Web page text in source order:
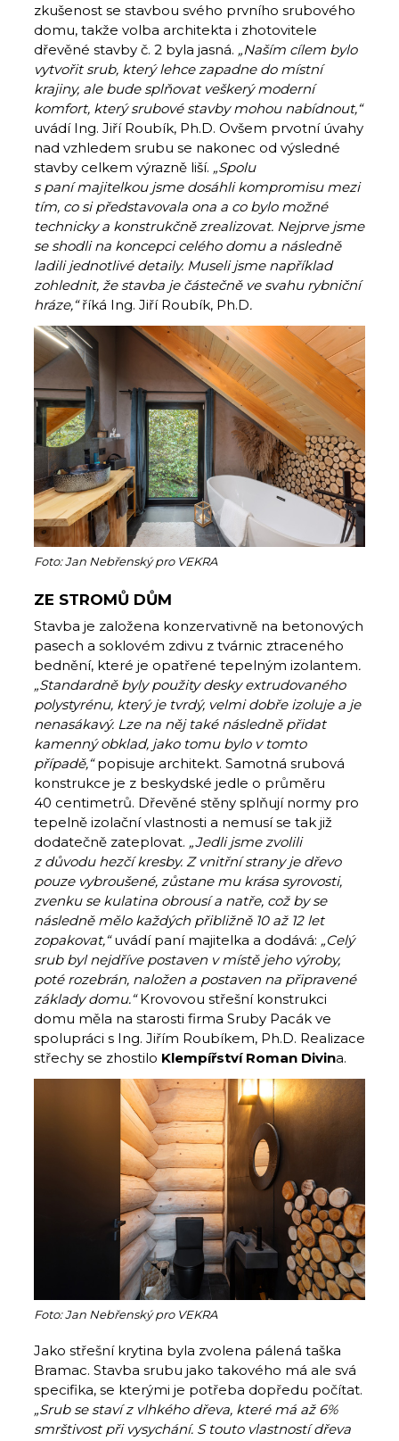
zkušenost se stavbou svého prvního srubového
domu, takže volba architekta i zhotovitele
dřevěné stavby č. 2 byla jasná. „Naším cílem bylo
vytvořit srub, který lehce zapadne do místní
krajiny, ale bude splňovat veškerý moderní
komfort, který srubové stavby mohou nabídnout,“
uvádí Ing. Jiří Roubík, Ph.D. Ovšem prvotní úvahy
nad vzhledem srubu se nakonec od výsledné
stavby celkem výrazně liší. „Spolu
s paní majitelkou jsme dosáhli kompromisu mezi
tím, co si představovala ona a co bylo možné
technicky a konstrukčně zrealizovat. Nejprve jsme
se shodli na koncepci celého domu a následně
ladili jednotlivé detaily. Museli jsme například
zohlednit, že stavba je částečně ve svahu rybniční
hráze,“říká Ing. Jiří Roubík, Ph.D.
Foto: Jan Nebřenský pro VEKRA
ZE STROMŮ DŮM
Stavba je založena konzervativně na betonových
pasech a soklovém zdivu z tvárnic ztraceného
bednění, které je opatřené tepelným izolantem.
„Standardně byly použity desky extrudovaného
polystyrénu, který je tvrdý, velmi dobře izoluje a je
nenasákavý. Lze na něj také následně přidat
kamenný obklad, jako tomu bylo v tomto
případě,“popisuje architekt. Samotná srubová
konstrukce je z beskydské jedle o průměru
40 centimetrů. Dřevěné stěny splňují normy pro
tepelně izolační vlastnosti a nemusí se tak již
dodatečně zateplovat. „Jedli jsme zvolili
z důvodu hezčí kresby. Z vnitřní strany je dřevo
pouze vybroušené, zůstane mu krása syrovosti,
zvenku se kulatina obrousí a natře, což by se
následně mělo každých přibližně 10 až 12 let
zopakovat,“uvádí paní majitelka a dodává: „Celý
srub byl nejdříve postaven v místě jeho výroby,
poté rozebrán, naložen a postaven na připravené
základy domu.“Krovovou střešní konstrukci
domu měla na starosti firma Sruby Pacák ve
spolupráci s Ing. Jiřím Roubíkem, Ph.D. Realizace
střechy se zhostilo Klempířství Roman Divina.
Foto: Jan Nebřenský pro VEKRA
Jako střešní krytina byla zvolena pálená taška
Bramac. Stavba srubu jako takového má ale svá
specifika, se kterými je potřeba dopředu počítat.
„Srub se staví z vlhkého dřeva, které má až 6%
smrštivost při vysychání. S touto vlastností dřeva